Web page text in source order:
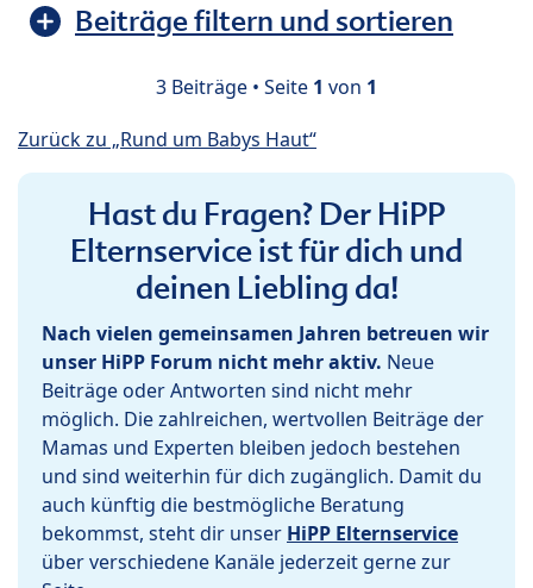
Beiträge filtern und sortieren
3 Beiträge • Seite 1 von 1
Zurück zu „Rund um Babys Haut“
Hast du Fragen? Der HiPP
Elternservice ist für dich und
deinen Liebling da!
Nach vielen gemeinsamen Jahren betreuen wir
unser HiPP Forum nicht mehr aktiv. Neue
Beiträge oder Antworten sind nicht mehr
möglich. Die zahlreichen, wertvollen Beiträge der
Mamas und Experten bleiben jedoch bestehen
und sind weiterhin für dich zugänglich. Damit du
auch künftig die bestmögliche Beratung
bekommst, steht dir unser HiPP Elternservice
über verschiedene Kanäle jederzeit gerne zur